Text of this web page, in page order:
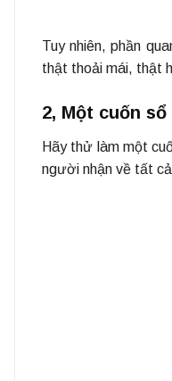
Tuy nhiên, phần
thật thoải mái, thật
2, Một cuốn
Hãy thử làm một
người nhận về tất